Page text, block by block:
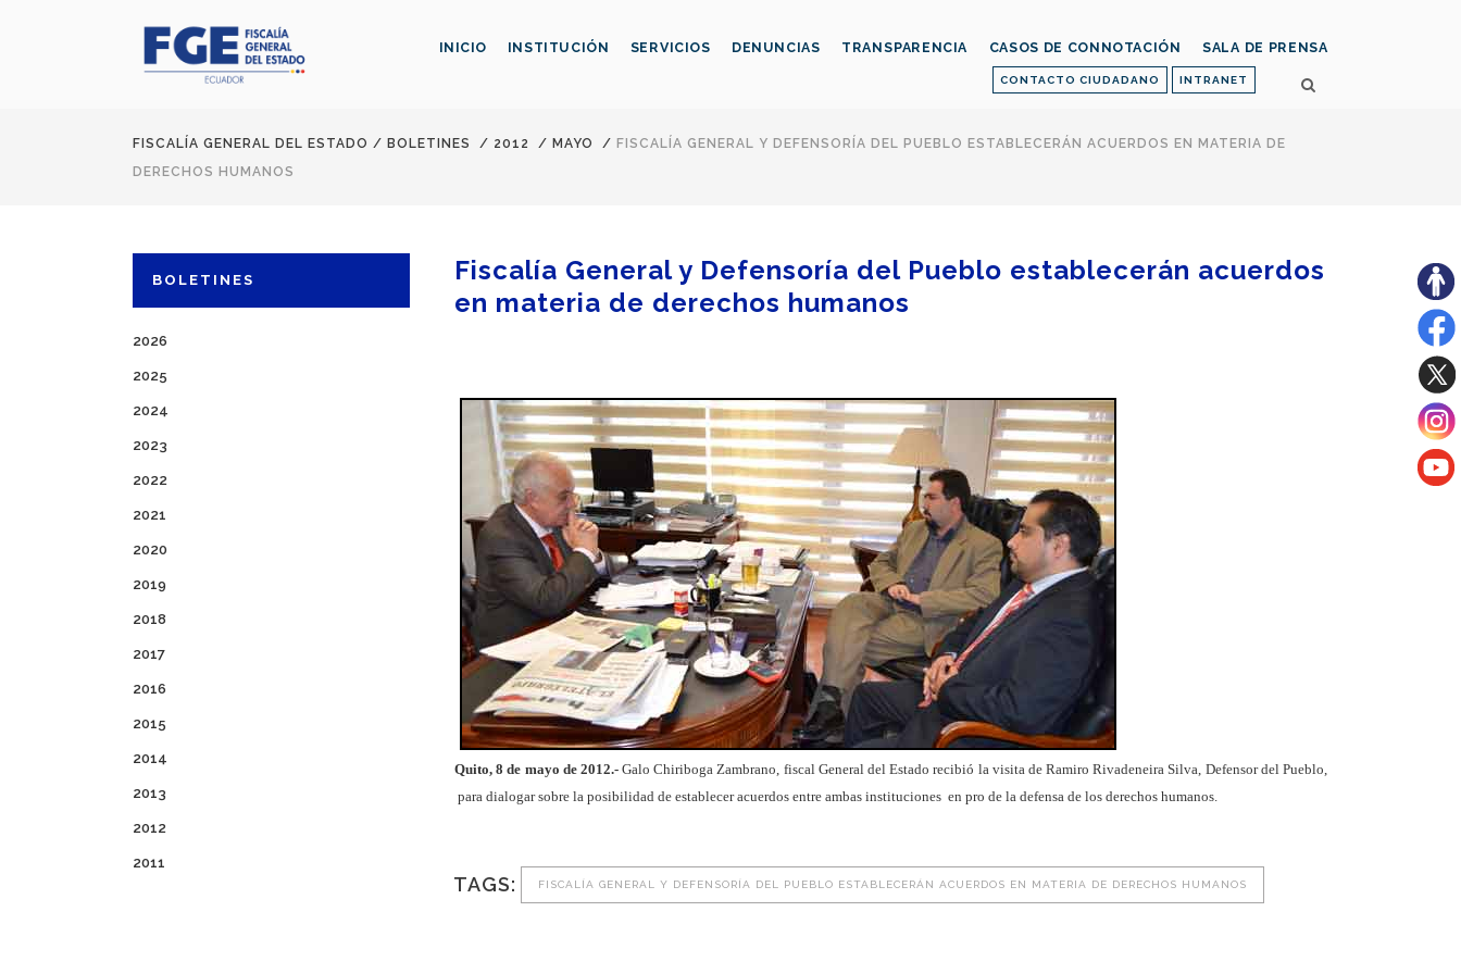
CONTACTO CIUDADANO INTRANET
INICIO INSTITUCIÓN SERVICIOS DENUNCIAS TRANSPARENCIA CASOS DE CONNOTACIÓN SALA DE PRENSA
FISCALÍA GENERAL DEL ESTADO / BOLETINES / 2012 / MAYO / FISCALÍA GENERAL Y DEFENSORÍA DEL PUEBLO ESTABLECERÁN ACUERDOS EN MATERIA DE
DERECHOS HUMANOS
BOLETINES
2026
2025
2024
2023
2022
2021
2020
2019
2018
2017
2016
2015
2014
2013
2012
2011
Fiscalía General y Defensoría del Pueblo establecerán acuerdos
en materia de derechos humanos
Quito, 8 de mayo de 2012.-Galo Chiriboga Zambrano, fiscal General del Estado recibió la visita de Ramiro Rivadeneira Silva, Defensor del Pueblo,
para dialogar sobre la posibilidad de establecer acuerdos entre ambas instituciones en pro de la defensa de los derechos humanos.
TAGS: FISCALÍA GENERAL Y DEFENSORÍA DEL PUEBLO ESTABLECERÁN ACUERDOS EN MATERIA DE DERECHOS HUMANOS